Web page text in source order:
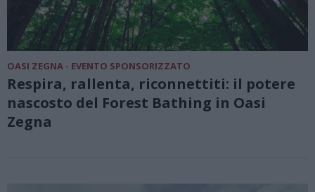
OASI ZEGNA - EVENTO SPONSORIZZATO
Respira, rallenta, riconnettiti: il potere
nascosto del Forest Bathing in Oasi
Zegna